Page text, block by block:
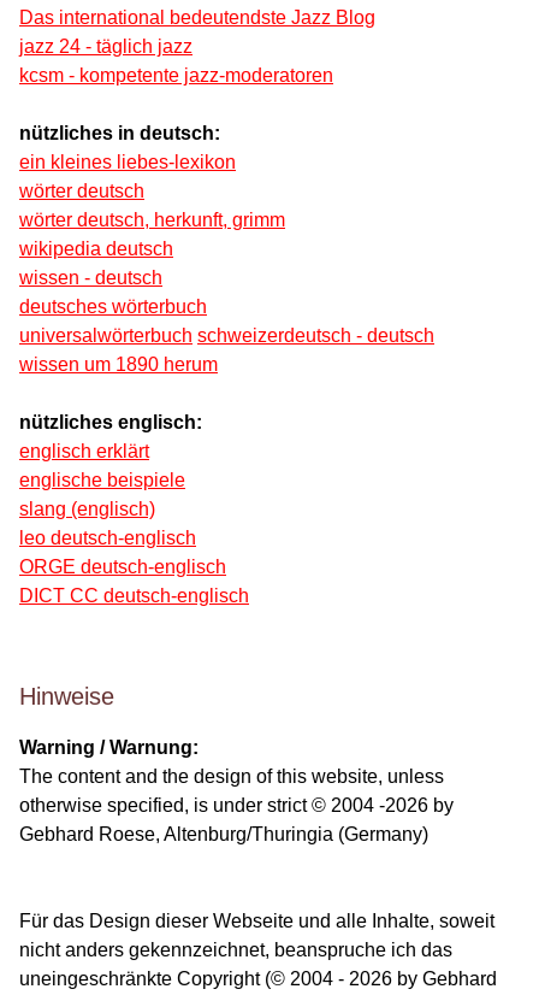
Das international bedeutendste Jazz Blog
jazz 24 - täglich jazz
kcsm - kompetente jazz-moderatoren
nützliches in deutsch:
ein kleines liebes-lexikon
wörter deutsch
wörter deutsch, herkunft, grimm
wikipedia deutsch
wissen - deutsch
deutsches wörterbuch
universalwörterbuch schweizerdeutsch - deutsch
wissen um 1890 herum
nützliches englisch:
englisch erklärt
englische beispiele
slang (englisch)
leo deutsch-englisch
ORGE deutsch-englisch
DICT CC deutsch-englisch
Hinweise
Warning / Warnung:
The content and the design of this website, unless
otherwise specified, is under strict © 2004 -2026 by
Gebhard Roese, Altenburg/Thuringia (Germany)
Für das Design dieser Webseite und alle Inhalte, soweit
nicht anders gekennzeichnet, beanspruche ich das
uneingeschränkte Copyright (© 2004 - 2026 by Gebhard